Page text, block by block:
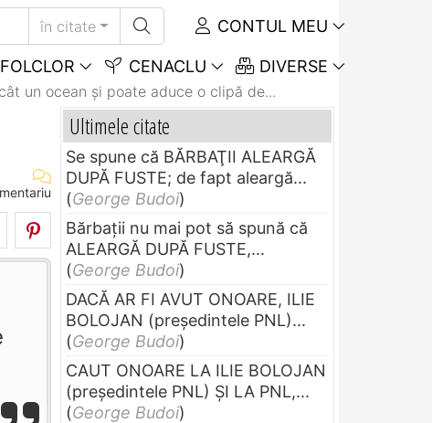
în citate CONTUL MEU
FOLCLOR CENACLU DIVERSE
un ocean şi poate aduce o clipă de...
Ultimele citate
Se spune că BĂRBAŢII ALEARGĂ
DUPĂ FUSTE; de fapt aleargă...
(George Budoi)
Bărbaţii nu mai pot să spună că
ALEARGĂ DUPĂ FUSTE,...
(George Budoi)
DACĂ AR FI AVUT ONOARE, ILIE
BOLOJAN (preşedintele PNL)...
(George Budoi)
CAUT ONOARE LA ILIE BOLOJAN
(preşedintele PNL) ŞI LA PNL,...
(George Budoi)